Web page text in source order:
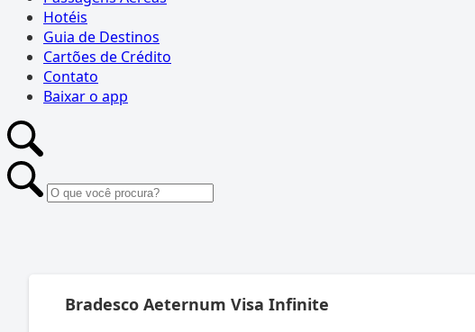
Hotéis
Guia de Destinos
Cartões de Crédito
Contato
Baixar o app
Bradesco Aeternum Visa Infinite